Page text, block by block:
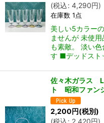
(税込: 4,290円)
在庫数 1点
美しい5カラー
ませんが 未使
も素敵。 淡い
す ■デッドスト
佐々木ガラス
ト 昭和ファ
2,200 円(税別)